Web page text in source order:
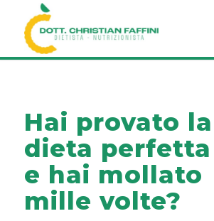
Hai provato la
dieta perfetta
e hai mollato
mille volte?